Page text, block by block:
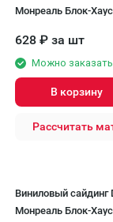
Монреаль Блок-
628 ₽ за шт
Можно заказать
В корзину
Рассчитать
Виниловый сайдинг
Монреаль Блок-